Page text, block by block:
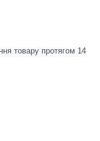
товару протягом 14